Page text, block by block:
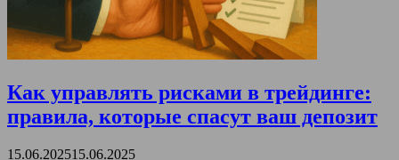
Как управлять рисками в трейдинге:
правила, которые спасут ваш депозит
15.06.202515.06.2025